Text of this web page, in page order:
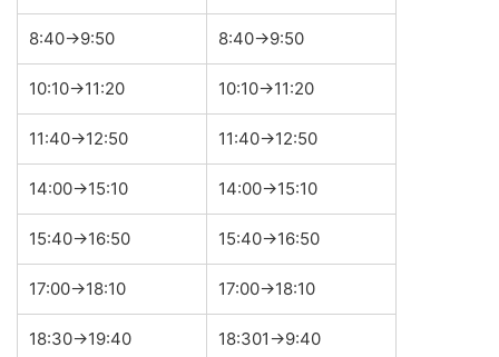
8:40→9:50 8:40→9:50
10:10→11:20 10:10→11:20
11:40→12:50 11:40→12:50
14:00→15:10 14:00→15:10
15:40→16:50 15:40→16:50
17:00→18:10 17:00→18:10
18:30→19:40 18:301→9:40